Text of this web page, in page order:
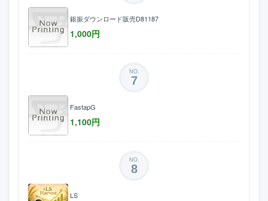
銀振ダウンロード販売D81187
1,000円
NO.
7
FastapG
1,100円
NO.
8
LS